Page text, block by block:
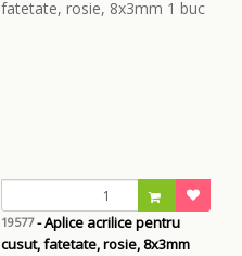
19577- Aplice acrilice pentru
cusut, fatetate, rosie, 8x3mm